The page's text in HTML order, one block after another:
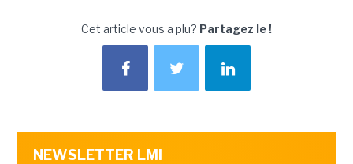
Cet article vous a plu? Partagez le !
NEWSLETTER LMI